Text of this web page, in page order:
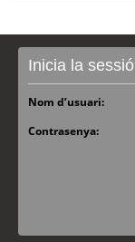
Inicia la sessió
Nom d’usuari:
Contrasenya: